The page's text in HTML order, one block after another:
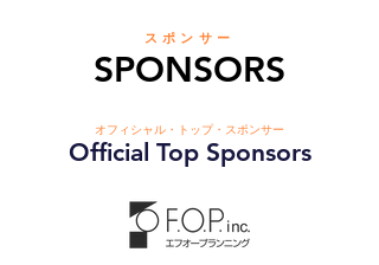
スポンサー
SPONSORS
オフィシャル・トップ・スポンサー
Official Top Sponsors